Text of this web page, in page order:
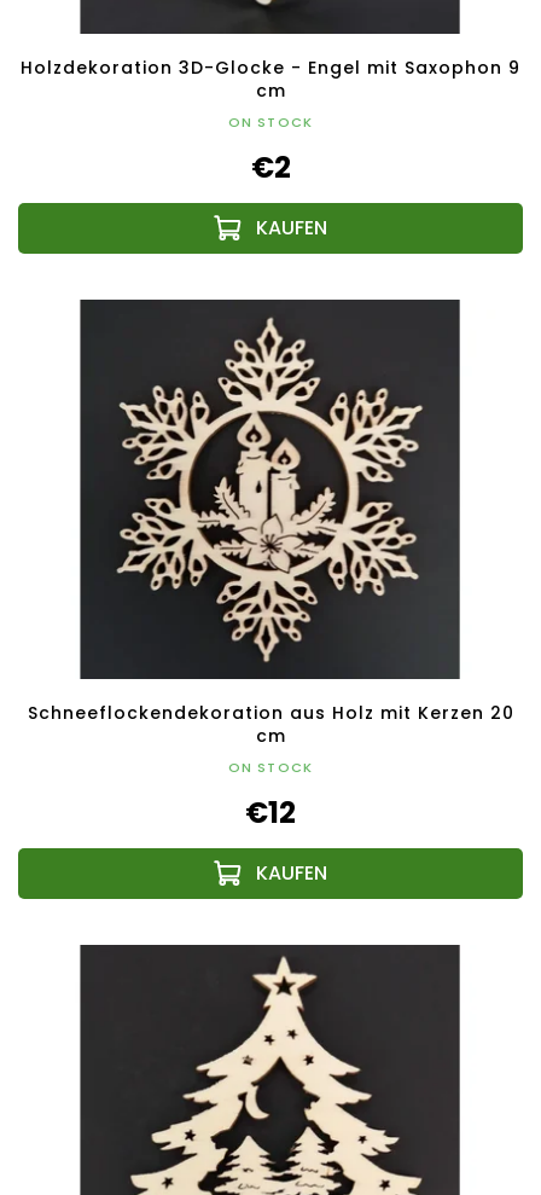
Holzdekoration 3D-Glocke - Engel mit Saxophon 9
cm
ON STOCK
€2
Schneeflockendekoration aus Holz mit Kerzen 20
cm
ON STOCK
€12